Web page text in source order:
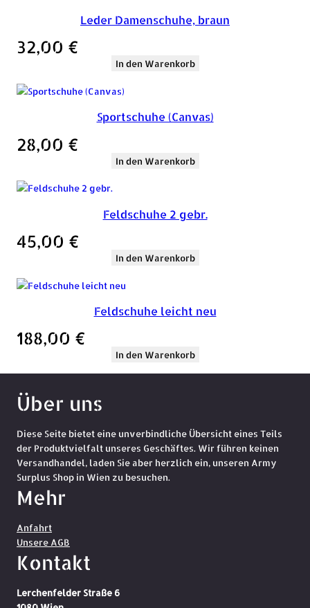
Leder Damenschuhe, braun
32,00 €
In den Warenkorb
Sportschuhe (Canvas)
28,00 €
In den Warenkorb
Feldschuhe 2 gebr.
45,00 €
In den Warenkorb
Feldschuhe leicht neu
188,00 €
In den Warenkorb
Über uns
Diese Seite bietet eine unverbindliche Übersicht eines Teils
der Produktvielfalt unseres Geschäftes. Wir führen keinen
Versandhandel, laden Sie aber herzlich ein, unseren Army
Surplus Shop in Wien zu besuchen.
Mehr
Anfahrt
Unsere AGB
Kontakt
Lerchenfelder Straße 6